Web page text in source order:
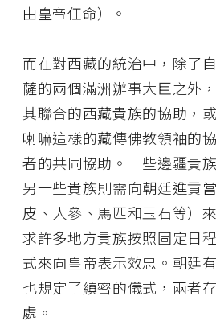
由皇帝任命）。
而在對西藏的統治中，除了
薩的兩個滿洲辦事大臣之外
其聯合的西藏貴族的協助，
喇嘛這樣的藏傳佛教領袖的
者的共同協助。一些邊疆貴
另一些貴族則需向朝廷進貢
皮、人參、馬匹和玉石等）
求許多地方貴族按照固定日
式來向皇帝表示效忠。朝廷
也規定了縝密的儀式，兩者
處。